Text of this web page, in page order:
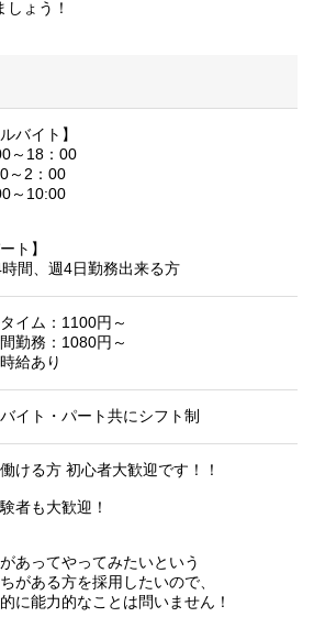
ょう！
ルバイト】
～18：00
～2：00
～10:00
ト】
間、週4日勤務出来る方
イム：1100円～
勤務：1080円～
給あり
イト・パート共にシフト制
ける方 初心者大歓迎です！！
者も大歓迎！
あってやってみたいという
がある方を採用したいので、
に能力的なことは問いません！